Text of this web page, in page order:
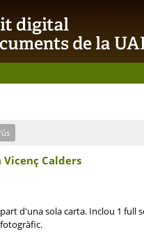
Calders
d'una sola carta. Inclou 1